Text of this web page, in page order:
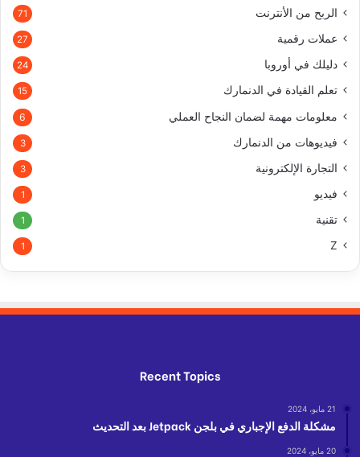
الربح من الأنترنت 71
عملات رقمية 27
دليلك في أوروبا 24
تعلم القيادة في الدنمارك 15
معلومات مهمة لضمان النجاح العملي 6
فيديوهات من الدنمارك 3
التجارة الإلكترونية 3
فيديو 1
تقنية 1
Z
1
Recent Topics
21 مايو، 2024
مشكلة الدفع الإجباري في بلجن Jetpack بعد التحديث
20 مايو، 2024